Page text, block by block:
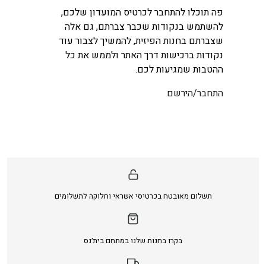
פה תוכלו להתחבר לכרטיס המועדון שלכם,
להשתמש בנקודות שכבר צברתם, גם אלה
שצברתם בחנות הפיזית, להמשיך לצבור עוד
נקודות ברכישות דרך האתר ולממש את כל
ההטבות שמגיעות לכם.
התחבר/הירשם
תשלום מאובטח בכרטיסי אשראי וחלוקה לתשלומים
בקרו בחנות שלנו במתחם בית׳נס